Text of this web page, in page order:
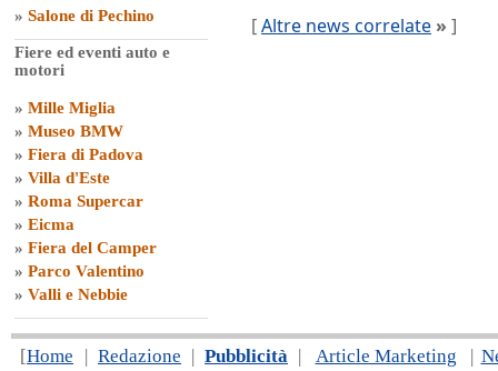
» Salone di Pechino
Fiere ed eventi auto e
motori
» Mille Miglia
» Museo BMW
» Fiera di Padova
» Villa d'Este
» Roma Supercar
» Eicma
» Fiera del Camper
» Parco Valentino
» Valli e Nebbie
[Altre news correlate » ]
[Home | Redazione | Pubblicità | Article Marketing |